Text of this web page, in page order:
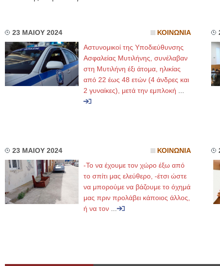
23 ΜΑΙΟΥ 2024 ΚΟΙΝΩΝΙΑ
Αστυνομικοί της Υποδιεύθυνσης
Ασφαλείας Μυτιλήνης, συνέλαβαν
στη Μυτιλήνη έξι άτομα, ηλικίας
από 22 έως 48 ετών (4 άνδρες και
2 γυναίκες), μετά την εμπλοκή
23 ΜΑΙΟΥ 2024 ΚΟΙΝΩΝΙΑ
-Το να έχουμε τον χώρο έξω από
το σπίτι μας ελεύθερο, -έτσι ώστε
να μπορούμε να βάζουμε το όχημά
μας πριν προλάβει κάποιος άλλος,
ή να τον